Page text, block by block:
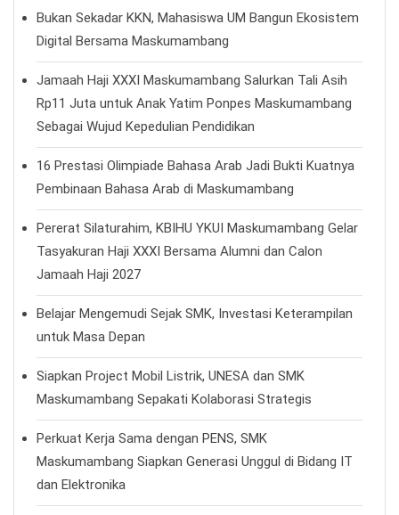
Bukan Sekadar KKN, Mahasiswa UM Bangun Ekosistem
Digital Bersama Maskumambang
Jamaah Haji XXXI Maskumambang Salurkan Tali Asih
Rp11 Juta untuk Anak Yatim Ponpes Maskumambang
Sebagai Wujud Kepedulian Pendidikan
16 Prestasi Olimpiade Bahasa Arab Jadi Bukti Kuatnya
Pembinaan Bahasa Arab di Maskumambang
Pererat Silaturahim, KBIHU YKUI Maskumambang Gelar
Tasyakuran Haji XXXI Bersama Alumni dan Calon
Jamaah Haji 2027
Belajar Mengemudi Sejak SMK, Investasi Keterampilan
untuk Masa Depan
Siapkan Project Mobil Listrik, UNESA dan SMK
Maskumambang Sepakati Kolaborasi Strategis
Perkuat Kerja Sama dengan PENS, SMK
Maskumambang Siapkan Generasi Unggul di Bidang IT
dan Elektronika